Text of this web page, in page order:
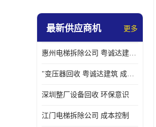
最新供应商机 更多
惠州电梯拆除公司 粤诚达建筑 安全保障
"变压器回收 粤诚达建筑 成本控制
深圳整厂设备回收 环保意识
江门电梯拆除公司 成本控制